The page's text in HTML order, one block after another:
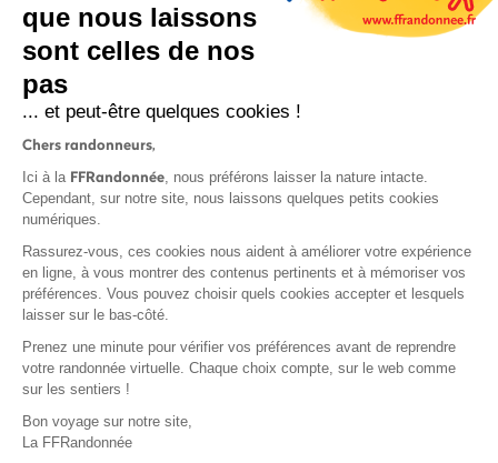
Protection des données
Politique de confidentialité
que nous laissons
sont celles de nos
pas
... et peut-être quelques cookies !
Chers randonneurs,
Ici à la FFRandonnée, nous préférons laisser la nature intacte.
Cependant, sur notre site, nous laissons quelques petits cookies
numériques.
Rassurez-vous, ces cookies nous aident à améliorer votre expérience
en ligne, à vous montrer des contenus pertinents et à mémoriser vos
préférences. Vous pouvez choisir quels cookies accepter et lesquels
laisser sur le bas-côté.
Prenez une minute pour vérifier vos préférences avant de reprendre
votre randonnée virtuelle. Chaque choix compte, sur le web comme
sur les sentiers !
Bon voyage sur notre site,
La FFRandonnée